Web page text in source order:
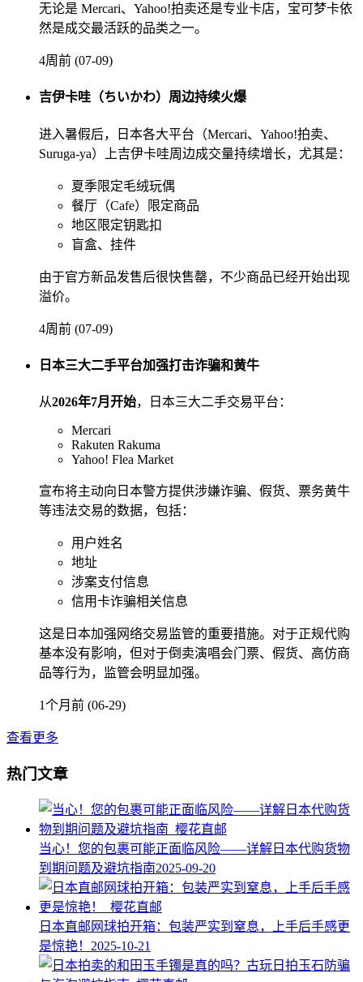
无论是 Mercari、Yahoo!拍卖还是专业卡店，宝可梦卡依
然是成交最活跃的品类之一。
4周前 (07-09)
吉伊卡哇（ちいかわ）周边持续火爆
进入暑假后，日本各大平台（Mercari、Yahoo!拍卖、
Suruga-ya）上吉伊卡哇周边成交量持续增长，尤其是：
夏季限定毛绒玩偶
餐厅（Cafe）限定商品
地区限定钥匙扣
盲盒、挂件
由于官方新品发售后很快售罄，不少商品已经开始出现
溢价。
4周前 (07-09)
日本三大二手平台加强打击诈骗和黄牛
从2026年7月开始，日本三大二手交易平台：
Mercari
Rakuten Rakuma
Yahoo! Flea Market
宣布将主动向日本警方提供涉嫌诈骗、假货、票务黄牛
等违法交易的数据，包括：
用户姓名
地址
涉案支付信息
信用卡诈骗相关信息
这是日本加强网络交易监管的重要措施。对于正规代购
基本没有影响，但对于倒卖演唱会门票、假货、高仿商
品等行为，监管会明显加强。
1个月前 (06-29)
查看更多
热门文章
当心！您的包裹可能正面临风险——详解日本代购货物
到期问题及避坑指南2025-09-20
日本直邮网球拍开箱：包装严实到窒息，上手后手感更
是惊艳！ 2025-10-21